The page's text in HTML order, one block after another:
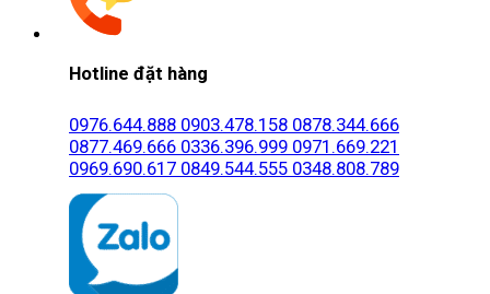
Hotline đặt hàng
0976.644.888 0903.478.158 0878.344.666
0877.469.666 0336.396.999 0971.669.221
0969.690.617 0849.544.555 0348.808.789